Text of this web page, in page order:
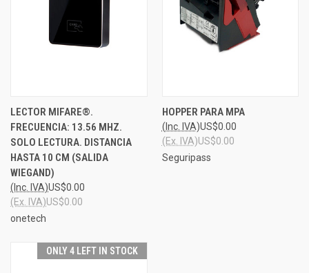
LECTOR MIFARE®.
FRECUENCIA: 13.56 MHZ.
SOLO LECTURA. DISTANCIA
HASTA 10 CM (SALIDA
WIEGAND)
US$0.00
(Inc. IVA)
US$0.00
(Ex. IVA)
onetech
HOPPER PARA MPA
US$0.00
(Inc. IVA)
US$0.00
(Ex. IVA)
Seguripass
ONLY 4 LEFT IN STOCK